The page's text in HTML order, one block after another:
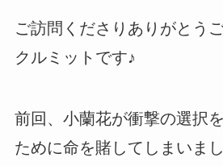
ご訪問くださりありがとう
クルミットです♪
前回、小蘭花が衝撃の選択
ために命を賭してしまいま